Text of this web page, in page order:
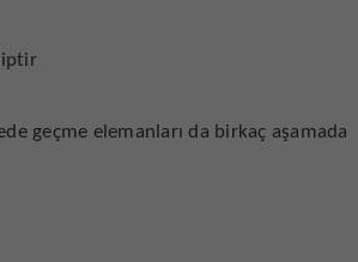
geçme elemanları da birkaç aşamada